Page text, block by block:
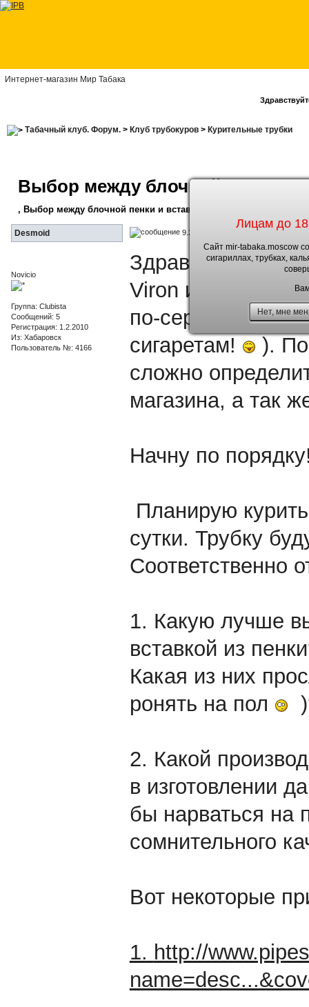
Интернет-магазин Мир Табака
Лицам до
Сайт mir-tabaka.moscow
сигариллах, трубках,
Нет, мне
Табачный клуб. Форум.> Клуб трубокуров> Курительные трубки
Выбор между блочной пенки и
, Выбор между блочной пенки и вставки из пенки,а также
Desmoid 9.2.2010, 17:27
Novicio
Группа: Clubista
Сообщений: 5
Регистрация: 1.2.2010
Из: Хабаровск
Пользователь №: 4166
Здравствуйте! В
Viron из груши,
по-серьезнее и
сигаретам!
).
сложно
магазина, а так
Начну по
Планирую
сутки. Трубку
Соответственно
1. Какую лучше
вставкой из
Какая из них
ронять на пол
2. Какой
в изготовлении
бы нарваться на
сомнительного
Вот некоторые
1. http://